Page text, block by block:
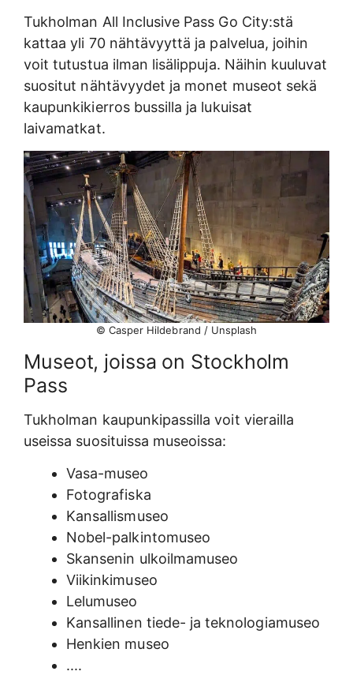
Tukholman All Inclusive Pass Go City:stä
kattaa yli 70 nähtävyyttä ja palvelua, joihin
voit tutustua ilman lisälippuja. Näihin kuuluvat
suositut nähtävyydet ja monet museot sekä
kaupunkikierros bussilla ja lukuisat
laivamatkat.
© Casper Hildebrand / Unsplash
Museot, joissa on Stockholm
Pass
Tukholman kaupunkipassilla voit vierailla
useissa suosituissa museoissa:
Vasa-museo
Fotografiska
Kansallismuseo
Nobel-palkintomuseo
Skansenin ulkoilmamuseo
Viikinkimuseo
Lelumuseo
Kansallinen tiede- ja teknologiamuseo
Henkien museo
....